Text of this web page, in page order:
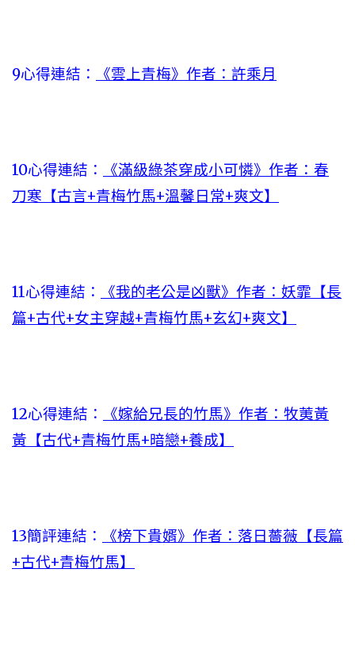
9心得連結： 《雲上青梅》作者：許乘月
10心得連結：
《滿級綠茶穿成小可憐》作者：春
刀寒【古言+青梅竹馬+溫馨日常+爽文】
11心得連結：
《我的老公是凶獸》作者：妖霏【長
篇+古代+女主穿越+青梅竹馬+玄幻+爽文】
12心得連結：
《嫁給兄長的竹馬》作者：牧荑黃
黃【古代+青梅竹馬+暗戀+養成】
13簡評連結：
《榜下貴婿》作者：落日薔薇【長篇
+古代+青梅竹馬】